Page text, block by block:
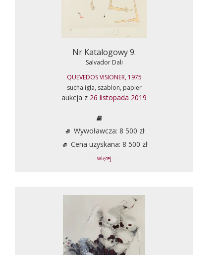
Nr Katalogowy 9.
Salvador Dali
QUEVEDOS VISIONER, 1975
sucha igła, szablon, papier
aukcja z 26 listopada 2019
Wywoławcza: 8 500 zł
Cena uzyskana: 8 500 zł
... więcej ...